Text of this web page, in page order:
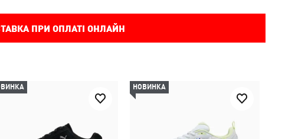
ПРИ ОПЛАТІ ОНЛАЙН
НОВИНКА